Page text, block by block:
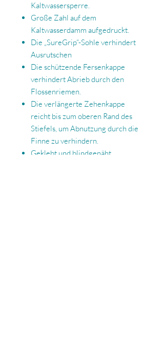
Kaltwassersperre.
Große Zahl auf dem
Kaltwasserdamm aufgedruckt.
Die „SureGrip“-Sohle verhindert
Ausrutschen
Die schützende Fersenkappe
verhindert Abrieb durch den
Flossenriemen.
Die verlängerte Zehenkappe
reicht bis zum oberen Rand des
Stiefels, um Abnutzung durch die
Finne zu verhindern.
Geklebt und blindgenäht